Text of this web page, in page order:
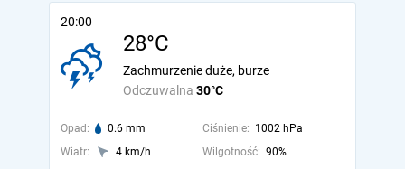
20:00
28°C
Odczuwalna 30°C
Zachmurzenie duże, burze
Opad: 0.6 mm Ciśnienie: 1002 hPa
Wiatr:
4 km/h Wilgotność: 90%